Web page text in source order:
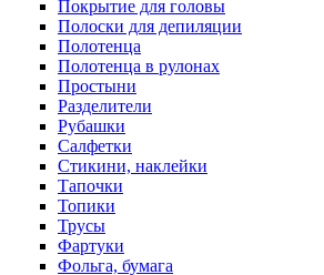
Покрытие для головы
Полоски для депиляции
Полотенца
Полотенца в рулонах
Простыни
Разделители
Рубашки
Салфетки
Стикини, наклейки
Тапочки
Топики
Трусы
Фартуки
Фольга, бумага